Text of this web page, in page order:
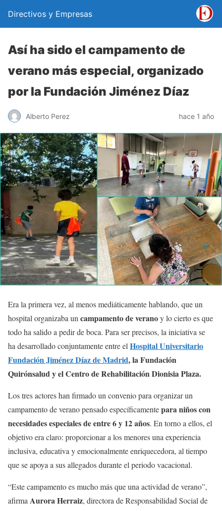
Directivos y Empresas
Así ha sido el campamento de
verano más especial, organizado
por la Fundación Jiménez Díaz
Alberto Perez hace 1 año
Era la primera vez, al menos mediáticamente hablando, que un
hospital organizaba uncampamento de veranoy lo cierto es que
todo ha salido a pedir de boca. Para ser precisos, la iniciativa se
ha desarrollado conjuntamente entre elHospital Universitario
Fundación Jiménez Díaz de Madrid, la Fundación
Quirónsalud y el Centro de Rehabilitación Dionisia Plaza.
Los tres actores han firmado un convenio para organizar un
campamento de verano pensado específicamentepara niños con
necesidades especiales de entre 6 y 12 años. En torno a ellos, el
objetivo era claro: proporcionar a los menores una experiencia
inclusiva, educativa y emocionalmente enriquecedora, al tiempo
que se apoya a sus allegados durante el periodo vacacional.
“Este campamento es mucho más que una actividad de verano”,
afirmaAurora Herraiz, directora de Responsabilidad Social de